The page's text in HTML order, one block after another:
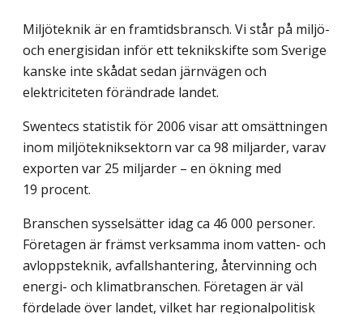
Miljöteknik är en framtidsbransch. Vi står på miljö-
och energisidan inför ett teknikskifte som Sverige
kanske inte skådat sedan järnvägen och
elektriciteten förändrade landet.
Swentecs statistik för 2006 visar att omsättningen
inom miljö­teknik­sektorn var ca 98 miljarder, varav
exporten var 25 miljarder – en ökning med
19 procent.
Branschen sysselsätter idag ca 46 000 personer.
Företagen är främst verksamma inom vatten- och
avloppsteknik, avfallshantering, återvinning och
energi- och klimatbranschen. Företagen är väl
fördelade över landet, vilket har regionalpolitisk